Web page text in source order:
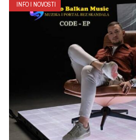
INFO I NOVOSTI